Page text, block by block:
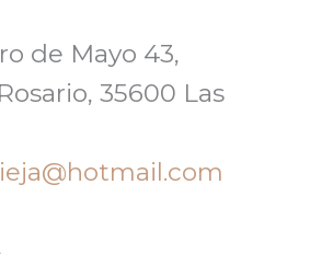
de Mayo 43,
35600 Las